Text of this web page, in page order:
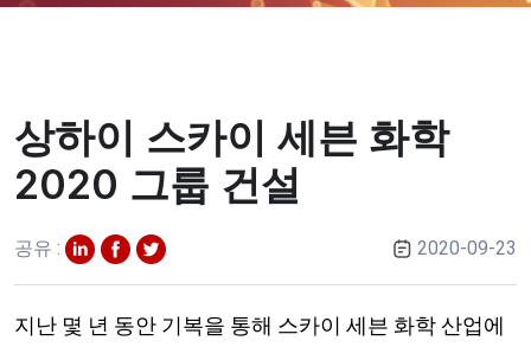
상하이 스카이 세븐 화학
2020 그룹 건설
공유 : 2020-09-23
지난 몇 년 동안 기복을 통해 스카이 세븐 화학 산업에